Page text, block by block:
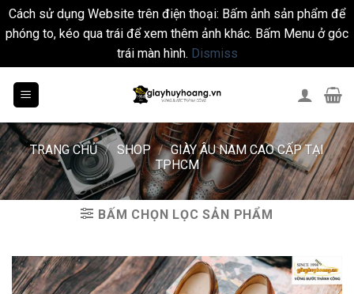
Cách sử dụng Website trên điện thoại: Bấm ảnh sản phẩm để
phóng to, kéo qua trái để xem thêm ảnh khác. Bấm Menu ở góc
trái màn hình. Dismiss
TRANG CHỦ / SHOP / GIÀY ÂU NAM CAO CẤP TẠI
TPHCM
BẤM CHỌN LỌC SẢN PHẨM